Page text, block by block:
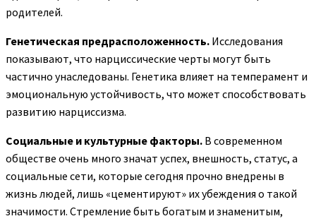
родителей.
Генетическая предрасположенность. Исследования
показывают, что нарциссические черты могут быть
частично унаследованы. Генетика влияет на темперамент и
эмоциональную устойчивость, что может способствовать
развитию нарциссизма.
Социальные и культурные факторы. В современном
обществе очень много значат успех, внешность, статус, а
социальные сети, которые сегодня прочно внедрены в
жизнь людей, лишь «цементируют» их убеждения о такой
значимости. Стремление быть богатым и знаменитым,